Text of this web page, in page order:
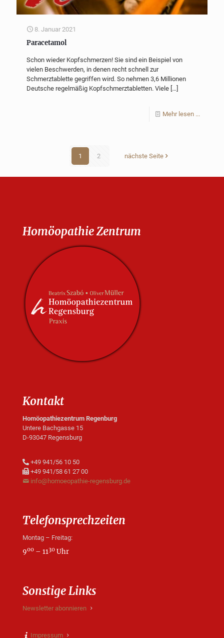
8. Januar 2021
Paracetamol
Schon wieder Kopfschmerzen! Sie sind ein Beispiel von
vielen Beschwerden, in denen recht schnell zur
Schmerztablette gegriffen wird. So nehmen 3,6 Millionen
Deutsche regelmäßig Kopfschmerztabletten. Viele […]
Mehr lesen ...
1 2 nächste Seite
Homöopathie Zentrum
Kontakt
Homöopathiezentrum Regenburg
Untere Bachgasse 15
D-93047 Regensburg
+49 941/56 10 50
+49 941/58 61 27 00
info@homoeopathie-regensburg.de
Telefonsprechzeiten
Montag – Freitag:
900 – 1130 Uhr
Sonstige Links
Newsletter abonnieren
Impressum